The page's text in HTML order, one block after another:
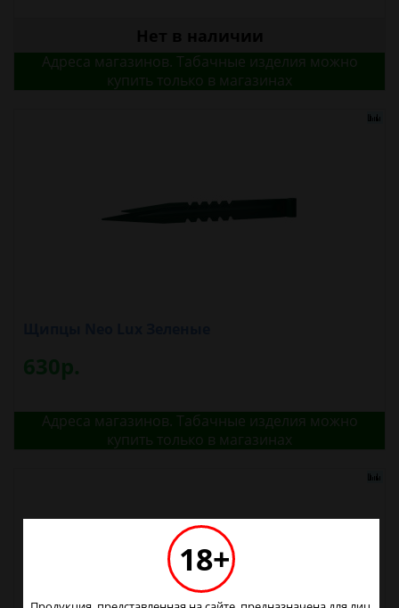
Адреса магазинов. Табачные изделия можно
купить только в магазинах
630р.
Адреса магазинов. Табачные изделия можно
купить только в магазинах
18+